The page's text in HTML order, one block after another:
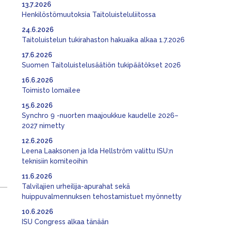
Henkilöstömuutoksia Taitoluisteluliitossa
13.7.2026
Taitoluistelun tukirahaston hakuaika alkaa 1.7.2026
24.6.2026
Suomen Taitoluistelusäätiön tukipäätökset 2026
17.6.2026
Toimisto lomailee
16.6.2026
Synchro 9 -nuorten maajoukkue kaudelle 2026–
2027 nimetty
15.6.2026
Leena Laaksonen ja Ida Hellström valittu ISU:n
teknisiin komiteoihin
12.6.2026
Talvilajien urheilija-apurahat sekä
huippuvalmennuksen tehostamistuet myönnetty
11.6.2026
ISU Congress alkaa tänään
10.6.2026